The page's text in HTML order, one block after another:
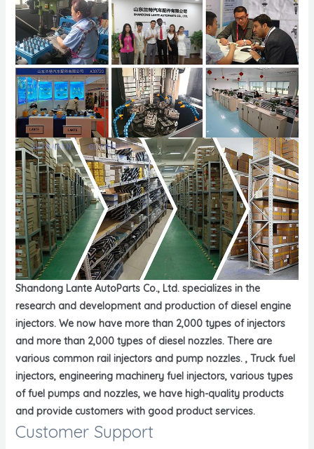
Shandong Lante AutoParts Co., Ltd. specializes in the
research and development and production of diesel engine
injectors. We now have more than 2,000 types of injectors
and more than 2,000 types of diesel nozzles. There are
various common rail injectors and pump nozzles. , Truck fuel
injectors, engineering machinery fuel injectors, various types
of fuel pumps and nozzles, we have high-quality products
and provide customers with good product services.
Customer Support